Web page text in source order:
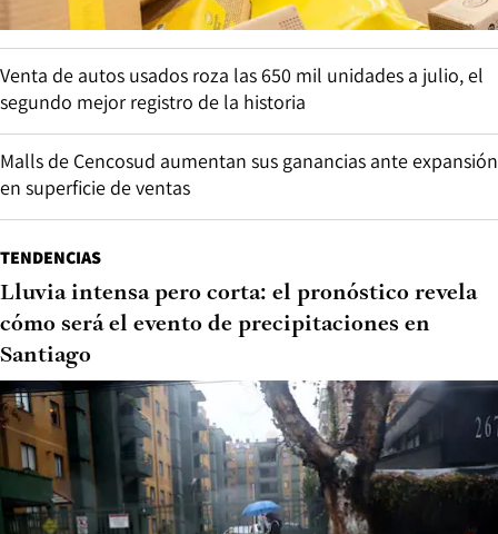
Venta de autos usados roza las 650 mil unidades a julio, el
segundo mejor registro de la historia
Malls de Cencosud aumentan sus ganancias ante expansión
en superficie de ventas
TENDENCIAS
Lluvia intensa pero corta: el pronóstico revela
cómo será el evento de precipitaciones en
Santiago